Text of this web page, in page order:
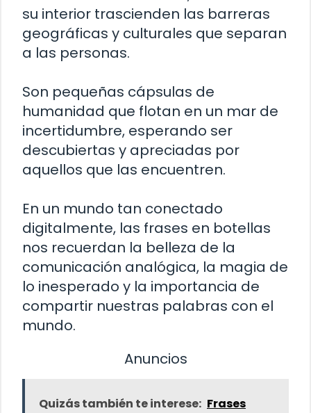
su interior trascienden las barreras
geográficas y culturales que separan
a las personas.
Son pequeñas cápsulas de
humanidad que flotan en un mar de
incertidumbre, esperando ser
descubiertas y apreciadas por
aquellos que las encuentren.
En un mundo tan conectado
digitalmente, las frases en botellas
nos recuerdan la belleza de la
comunicación analógica, la magia de
lo inesperado y la importancia de
compartir nuestras palabras con el
mundo.
Anuncios
Quizás también te interese: Frases